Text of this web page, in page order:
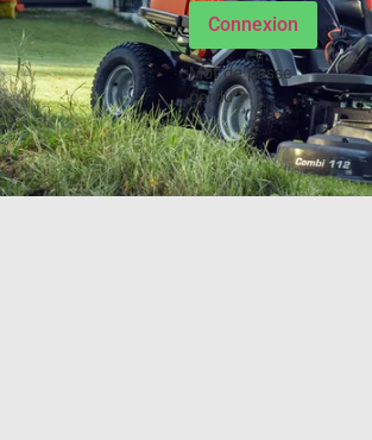
Connexion
Mot de passe
perdu ?